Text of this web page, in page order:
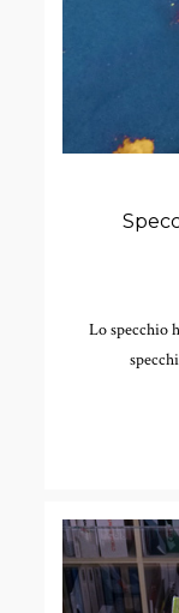
Lo specchio